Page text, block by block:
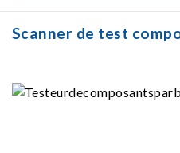
Tension optionnelle /
courant
Scanner de test